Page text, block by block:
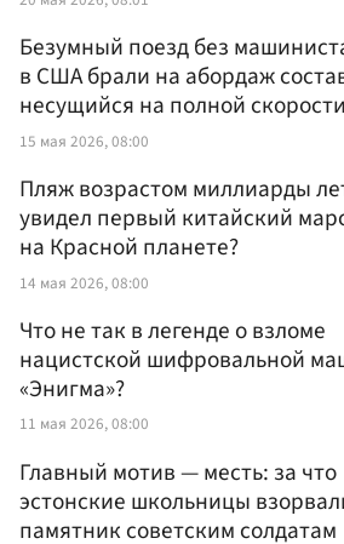
Безумный поезд без
в США брали на абордаж
несущийся на полной скорости
15 мая 2026, 08:00
Пляж возрастом миллиарды
увидел первый китайский
на Красной планете?
14 мая 2026, 08:00
Что не так в легенде о взломе
нацистской шифровальной
«Энигма»?
11 мая 2026, 08:00
Главный мотив — месть: за что
эстонские школьницы
памятник советским солдатам